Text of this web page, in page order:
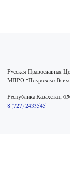
Русская Православная
МПРО "Покровско-
Республика Казахстан,
8 (727) 2433545